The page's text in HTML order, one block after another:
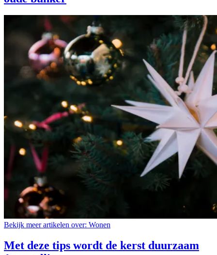
Bekijk meer artikelen over: Wonen
Met deze tips wordt de kerst duurzaam